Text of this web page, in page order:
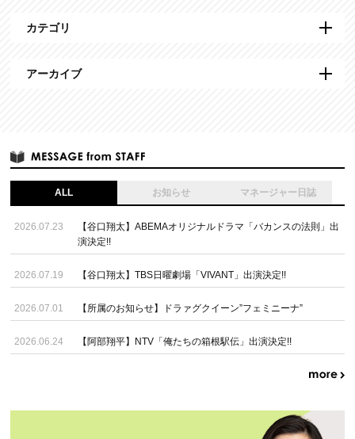
カテゴリ
アーカイブ
ALL お知らせ マネージャー日誌
2026.07.23
【谷口翔太】ABEMAオリジナルドラマ「バカンスの法則」出
演決定!!
2026.07.19 【谷口翔太】TBS日曜劇場「VIVANT」出演決定!!
2026.07.01 【所属のお知らせ】ドラァグクイーン”フェミニーナ”
2026.06.24 【阿部翔平】NTV「俺たちの箱根駅伝」出演決定!!